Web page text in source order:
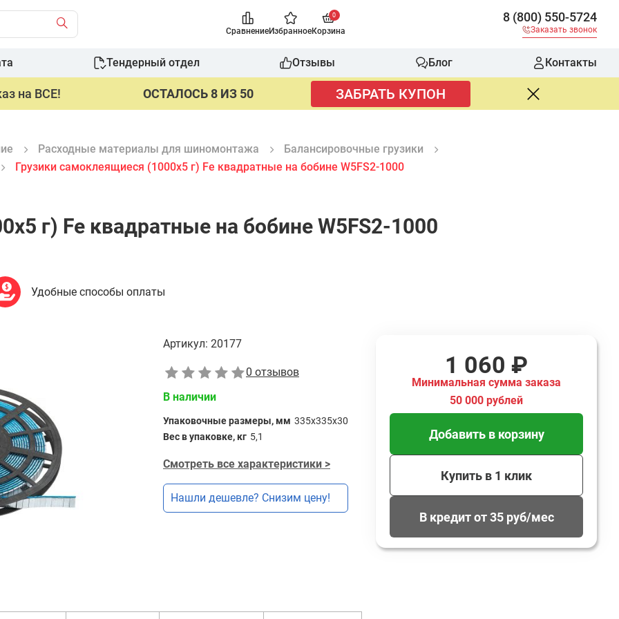
СравнениеИзбранное
0
Корзина
8 (800) 550-5724
Заказать звонок
Тендерный отдел Отзывы Блог Контакты
на ВСЕ! ОСТАЛОСЬ 8 ИЗ 50 ЗАБРАТЬ КУПОН
Расходные материалы для шиномонтажа
Балансировочные грузики
Грузики самоклеящиеся (1000х5 г) Fe квадратные на бобине W5FS2-1000
г) Fe квадратные на бобине W5FS2-1000
Удобные способы оплаты
Артикул: 20177
0 отзывов
В наличии
Упаковочные размеры, мм 335x335x30
Вес в упаковке, кг 5,1
Смотреть все характеристики >
Нашли дешевле? Снизим цену!
1 060 ₽
Минимальная сумма заказа
50 000 рублей
Добавить в корзину
Купить в 1 клик
В кредит от 35 руб/мес